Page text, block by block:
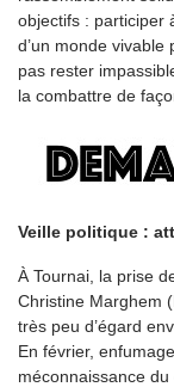
objectifs : participer
d’un monde vivable
pas rester
la combattre de
Veille politique :
À Tournai, la prise
Christine Marghem
très peu d’égard
En février,
méconnaissance